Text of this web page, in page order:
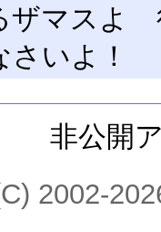
ザマス
いよ！
非公開
2002-